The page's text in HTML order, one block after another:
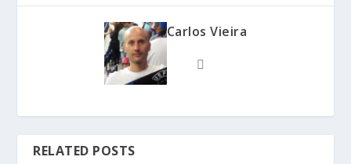
Carlos Vieira
RELATED POSTS